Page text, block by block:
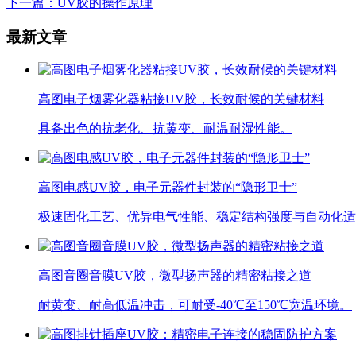
最新文章
高图电子烟雾化器粘接UV胶，长效耐候的关键材料
具备出色的抗老化、抗黄变、耐温耐湿性能。
高图电感UV胶，电子元器件封装的“隐形卫士”
极速固化工艺、优异电气性能、稳定结构强度与自动化
高图音圈音膜UV胶，微型扬声器的精密粘接之道
耐黄变、耐高低温冲击，可耐受-40℃至150℃宽温环境。